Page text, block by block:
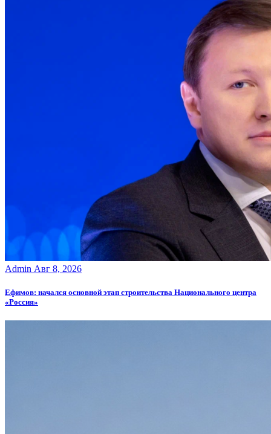
Admin Авг 8, 2026
Ефимов: начался основной этап строительства Национального центра
«Россия»